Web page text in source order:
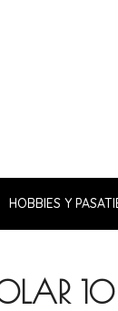
HOBBIES Y